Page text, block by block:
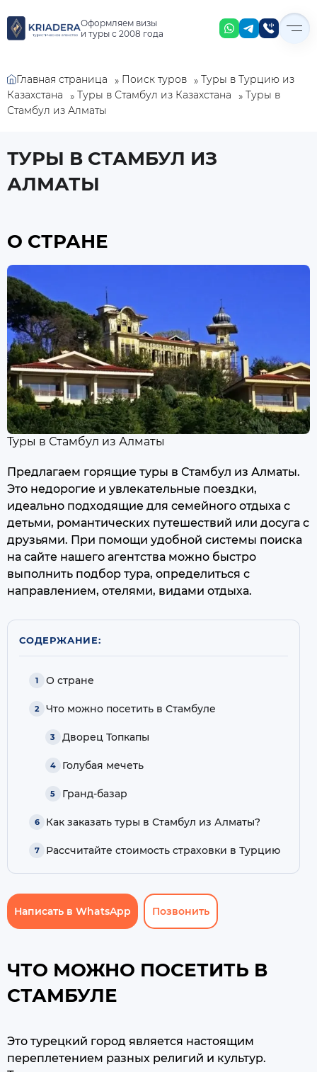
Оформляем визы
и туры с 2008 года
Главная страница » Поиск туров » Туры в Турцию из
Казахстана
» Туры в Стамбул из Казахстана » Туры в
Стамбул из Алматы
ТУРЫ В СТАМБУЛ ИЗ
АЛМАТЫ
О СТРАНЕ
Туры в Стамбул из Алматы
Предлагаем горящие туры в Стамбул из Алматы.
Это недорогие и увлекательные поездки,
идеально подходящие для семейного отдыха с
детьми, романтических путешествий или досуга с
друзьями. При помощи удобной системы поиска
на сайте нашего агентства можно быстро
выполнить подбор тура, определиться с
направлением, отелями, видами отдыха.
СОДЕРЖАНИЕ:
О стране
Что можно посетить в Стамбуле
Дворец Топкапы
Голубая мечеть
Гранд-базар
Как заказать туры в Стамбул из Алматы?
Рассчитайте стоимость страховки в Турцию
Написать в WhatsApp Позвонить
ЧТО МОЖНО ПОСЕТИТЬ В
СТАМБУЛЕ
Это турецкий город является настоящим
переплетением разных религий и культур.